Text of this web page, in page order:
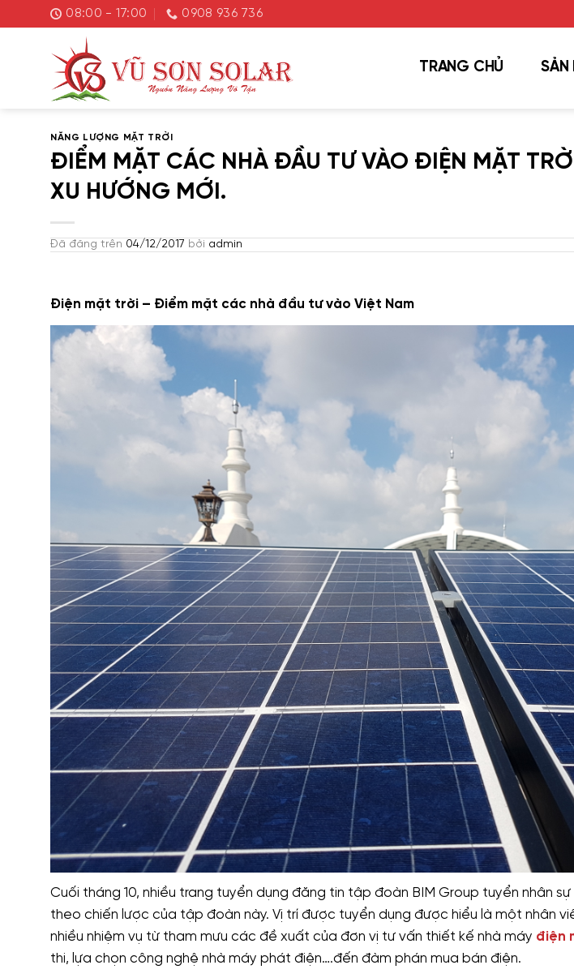
đến
08:00 - 17:00 0908 936 736
TRANG CHỦ SẢN
NĂNG LƯỢNG MẶT TRỜI
ĐIỂM MẶT CÁC NHÀ ĐẦU TƯ VÀO ĐIỆN MẶT
XU HƯỚNG MỚI.
Đã đăng trên 04/12/2017 bởi admin
Điện mặt trời – Điểm mặt các nhà đầu tư vào Việt Nam
Cuối tháng 10, nhiều trang tuyển dụng đăng tin tập đoàn BIM Group tuyển nhân
theo chiến lược của tập đoàn này. Vị trí được tuyển dụng được hiểu là một nhân
nhiều nhiệm vụ từ tham mưu các đề xuất của đơn vị tư vấn thiết kế nhà máy điện
thi, lựa chọn công nghệ nhà máy phát điện….đến đàm phán mua bán điện.